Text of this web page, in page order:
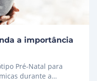
a importância
Pré-Natal para
durante a